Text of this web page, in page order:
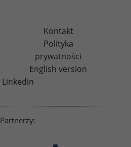
Kontakt
Polityka
prywatności
English version
Linkedin
Partnerzy: